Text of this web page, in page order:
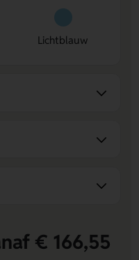
- Gemaakt van
voor dagelijks
Lichtblauw
€ 166,55